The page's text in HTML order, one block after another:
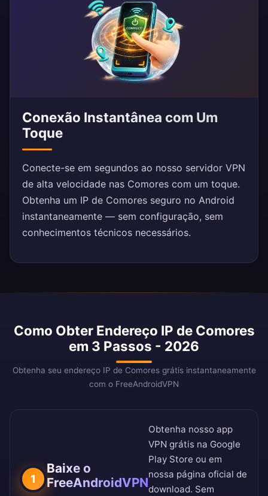
Conexão Instantânea com Um
Toque
Conecte-se em segundos ao nosso servidor VPN
de alta velocidade nas Comores com um toque.
Obtenha um IP de Comores seguro no Android
instantaneamente — sem configuração, sem
conhecimentos técnicos necessários.
Como Obter Endereço IP de Comores
em 3 Passos - 2026
Obtenha seu endereço IP de Comores grátis instantaneamente
com o FreeAndroidVPN
1
Baixe o
FreeAndroidVPN
Obtenha nosso app
VPN grátis na Google
Play Store ou em
nossa página oficial de
download. Sem